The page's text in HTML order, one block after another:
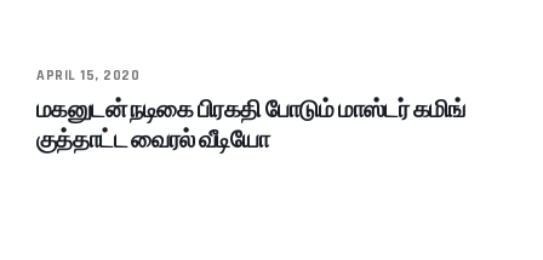
APRIL 15, 2020
மகனுடன் நடிகை பிரகதி போடும் மாஸ்டர் கமிங்
குத்தாட்ட வைரல் வீடியோ